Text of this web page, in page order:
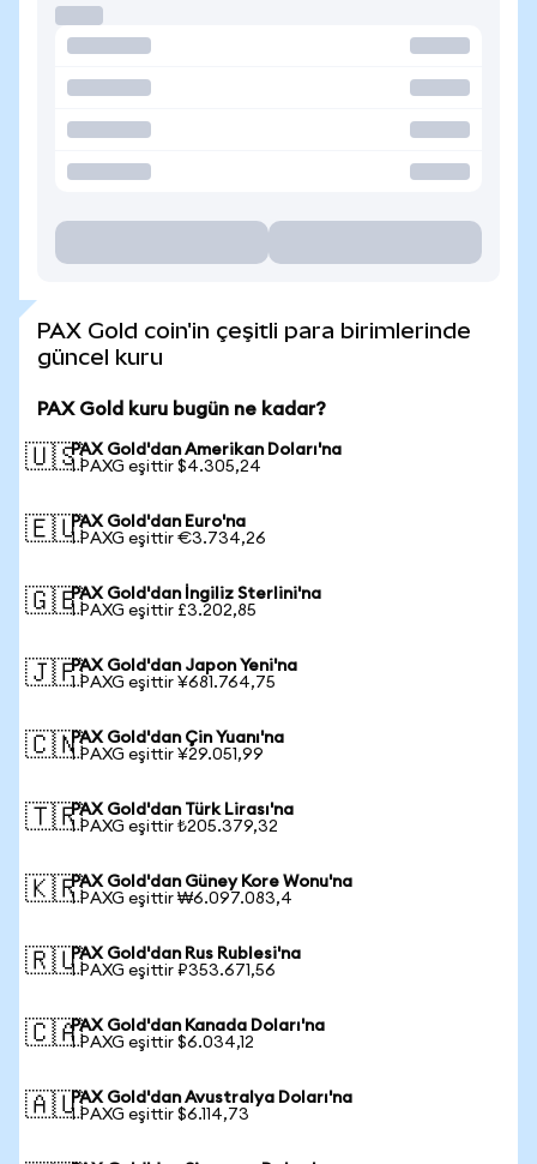
PAX Gold coin'in çeşitli para birimlerinde
güncel kuru
PAX Gold kuru bugün ne kadar?
🇺🇸PAX Gold'dan Amerikan Doları'na
1 PAXG eşittir $4.305,24
🇪🇺PAX Gold'dan Euro'na
1 PAXG eşittir €3.734,26
🇬🇧PAX Gold'dan İngiliz Sterlini'na
1 PAXG eşittir £3.202,85
🇯🇵PAX Gold'dan Japon Yeni'na
1 PAXG eşittir ¥681.764,75
🇨🇳PAX Gold'dan Çin Yuanı'na
1 PAXG eşittir ¥29.051,99
🇹🇷PAX Gold'dan Türk Lirası'na
1 PAXG eşittir ₺205.379,32
🇰🇷PAX Gold'dan Güney Kore Wonu'na
1 PAXG eşittir ₩6.097.083,4
🇷🇺PAX Gold'dan Rus Rublesi'na
1 PAXG eşittir ₽353.671,56
🇨🇦PAX Gold'dan Kanada Doları'na
1 PAXG eşittir $6.034,12
🇦🇺PAX Gold'dan Avustralya Doları'na
1 PAXG eşittir $6.114,73